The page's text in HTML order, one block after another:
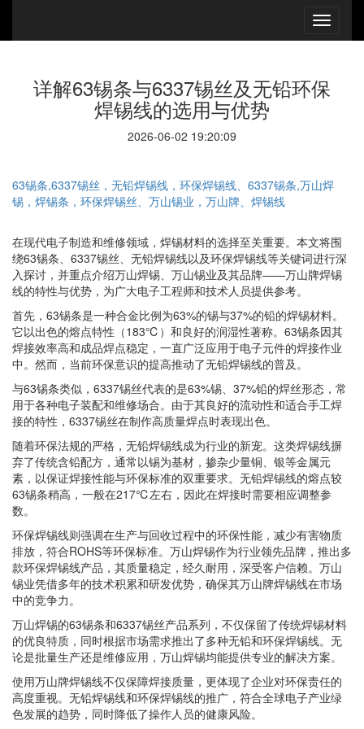
详解63锡条与6337锡丝及无铅环保
焊锡线的选用与优势
2026-06-02 19:20:09
63锡条,6337锡丝，无铅焊锡线，环保焊锡线、6337锡条,万山焊
锡，焊锡条，环保焊锡丝、万山锡业，万山牌、焊锡线
在现代电子制造和维修领域，焊锡材料的选择至关重要。本文将围
绕63锡条、6337锡丝、无铅焊锡线以及环保焊锡线等关键词进行深
入探讨，并重点介绍万山焊锡、万山锡业及其品牌——万山牌焊锡
线的特性与优势，为广大电子工程师和技术人员提供参考。
首先，63锡条是一种合金比例为63%的锡与37%的铅的焊锡材料。
它以出色的熔点特性（183℃）和良好的润湿性著称。63锡条因其
焊接效率高和成品焊点稳定，一直广泛应用于电子元件的焊接作业
中。然而，当前环保意识的提高推动了无铅焊锡线的普及。
与63锡条类似，6337锡丝代表的是63%锡、37%铅的焊丝形态，常
用于各种电子装配和维修场合。由于其良好的流动性和适合手工焊
接的特性，6337锡丝在制作高质量焊点时表现出色。
随着环保法规的严格，无铅焊锡线成为行业的新宠。这类焊锡线摒
弃了传统含铅配方，通常以锡为基材，掺杂少量铜、银等金属元
素，以保证焊接性能与环保标准的双重要求。无铅焊锡线的熔点较
63锡条稍高，一般在217℃左右，因此在焊接时需要相应调整参
数。
环保焊锡线则强调在生产与回收过程中的环保性能，减少有害物质
排放，符合ROHS等环保标准。万山焊锡作为行业领先品牌，推出多
款环保焊锡线产品，其质量稳定，经久耐用，深受客户信赖。万山
锡业凭借多年的技术积累和研发优势，确保其万山牌焊锡线在市场
中的竞争力。
万山焊锡的63锡条和6337锡丝产品系列，不仅保留了传统焊锡材料
的优良特质，同时根据市场需求推出了多种无铅和环保焊锡线。无
论是批量生产还是维修应用，万山焊锡均能提供专业的解决方案。
使用万山牌焊锡线不仅保障焊接质量，更体现了企业对环保责任的
高度重视。无铅焊锡线和环保焊锡线的推广，符合全球电子产业绿
色发展的趋势，同时降低了操作人员的健康风险。